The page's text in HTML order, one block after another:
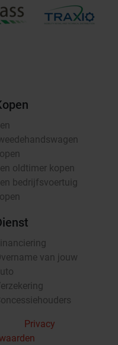
oldtimer kopen
bedrijfsvoertuig
van jouw
Privacy